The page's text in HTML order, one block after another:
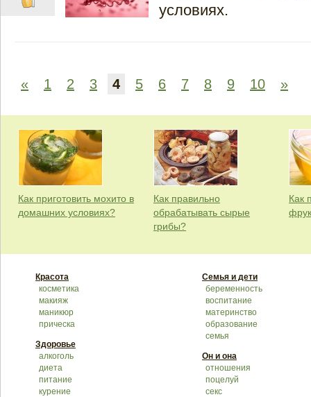
условиях.
« 1 2 3 4 5 6 7 8 9 10 »
Как приготовить мохито в
домашних условиях?
Как правильно
обрабатывать сырые
грибы?
Как
Красота
косметика
макияж
маникюр
прическа
Здоровье
алкоголь
диета
питание
курение
Семья и дети
беременность
воспитание
материнство
образование
семья
Он и она
отношения
поцелуй
секс